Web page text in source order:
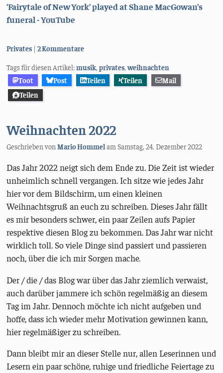
‘Fairytale of New York’ played at Shane MacGowan’s
funeral - YouTube
Kategorien:
Privates 2 Kommentare
Tags für diesen Artikel:musik,privates,weihnachten
Toot
Post Teilen Teilen
Mail
Teilen
Weihnachten 2022
Geschrieben vonMario HommelamSamstag, 24. Dezember 2022
Das Jahr 2022 neigt sich dem Ende zu. Die Zeit ist wieder
unheimlich schnell vergangen. Ich sitze wie jedes Jahr
hier vor dem Bildschirm, um einen kleinen
Weihnachtsgruß an euch zu schreiben. Dieses Jahr fällt
es mir besonders schwer, ein paar Zeilen aufs Papier
respektive diesen Blog zu bekommen. Das Jahr war nicht
wirklich toll. So viele Dinge sind passiert und passieren
noch, über die ich mir Sorgen mache.
Der / die / das Blog war über das Jahr ziemlich verwaist,
auch darüber jammere ich schön regelmäßig an diesem
Tag im Jahr. Dennoch möchte ich nicht aufgeben und
hoffe, dass ich wieder mehr Motivation gewinnen kann,
hier regelmäßiger zu schreiben.
Dann bleibt mir an dieser Stelle nur, allen Leserinnen und
Lesern ein paar schöne, ruhige und friedliche Feiertage zu